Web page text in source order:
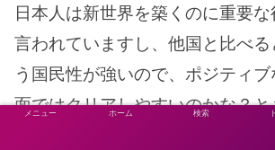
日本人は新世界を築くのに重要な
言われていますし、他国と比べ
う国民性が強いので、ポジティブ
面ではクリアしやすいのかな？
メニュー ホーム 検索